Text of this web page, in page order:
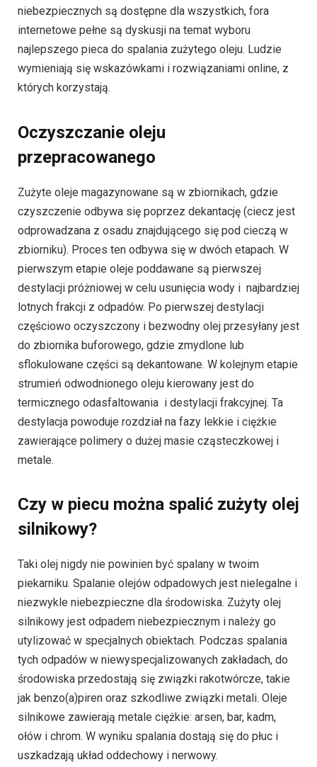
niebezpiecznych są dostępne dla wszystkich, fora
internetowe pełne są dyskusji na temat wyboru
najlepszego pieca do spalania zużytego oleju. Ludzie
wymieniają się wskazówkami i rozwiązaniami online, z
których korzystają.
Oczyszczanie oleju
przepracowanego
Zużyte oleje magazynowane są w zbiornikach, gdzie
czyszczenie odbywa się poprzez dekantację (ciecz jest
odprowadzana z osadu znajdującego się pod cieczą w
zbiorniku). Proces ten odbywa się w dwóch etapach. W
pierwszym etapie oleje poddawane są pierwszej
destylacji próżniowej w celu usunięcia wody i najbardziej
lotnych frakcji z odpadów. Po pierwszej destylacji
częściowo oczyszczony i bezwodny olej przesyłany jest
do zbiornika buforowego, gdzie zmydlone lub
sflokulowane części są dekantowane. W kolejnym etapie
strumień odwodnionego oleju kierowany jest do
termicznego odasfaltowania i destylacji frakcyjnej. Ta
destylacja powoduje rozdział na fazy lekkie i ciężkie
zawierające polimery o dużej masie cząsteczkowej i
metale.
Czy w piecu można spalić zużyty olej
silnikowy?
Taki olej nigdy nie powinien być spalany w twoim
piekarniku. Spalanie olejów odpadowych jest nielegalne i
niezwykle niebezpieczne dla środowiska. Zużyty olej
silnikowy jest odpadem niebezpiecznym i należy go
utylizować w specjalnych obiektach. Podczas spalania
tych odpadów w niewyspecjalizowanych zakładach, do
środowiska przedostają się związki rakotwórcze, takie
jak benzo(a)piren oraz szkodliwe związki metali. Oleje
silnikowe zawierają metale ciężkie: arsen, bar, kadm,
ołów i chrom. W wyniku spalania dostają się do płuc i
uszkadzają układ oddechowy i nerwowy.